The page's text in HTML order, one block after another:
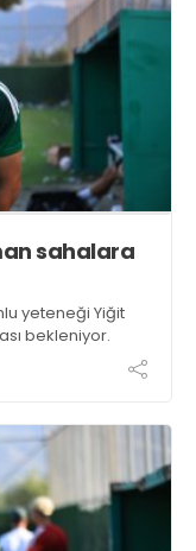
sahalara
yeteneği Yiğit
bekleniyor.